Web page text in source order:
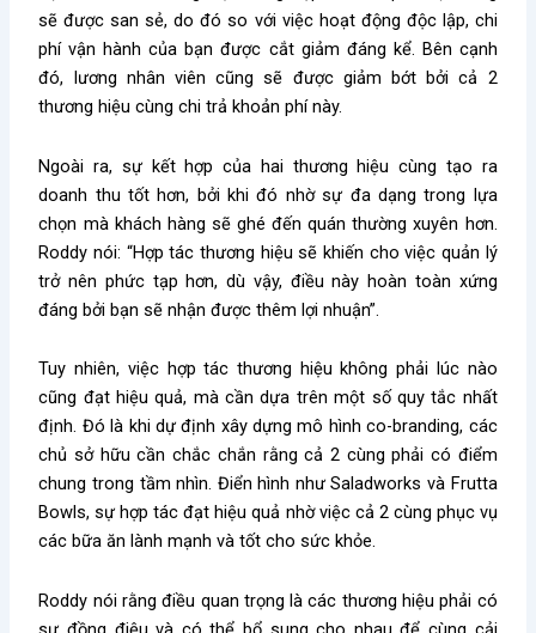
sẽ được san sẻ, do đó so với việc hoạt động độc lập, chi
phí vận hành của bạn được cắt giảm đáng kể. Bên cạnh
đó, lương nhân viên cũng sẽ được giảm bớt bởi cả 2
thương hiệu cùng chi trả khoản phí này.
Ngoài ra, sự kết hợp của hai thương hiệu cùng tạo ra
doanh thu tốt hơn, bởi khi đó nhờ sự đa dạng trong lựa
chọn mà khách hàng sẽ ghé đến quán thường xuyên hơn.
Roddy nói: “Hợp tác thương hiệu sẽ khiến cho việc quản lý
trở nên phức tạp hơn, dù vậy, điều này hoàn toàn xứng
đáng bởi bạn sẽ nhận được thêm lợi nhuận”.
Tuy nhiên, việc hợp tác thương hiệu không phải lúc nào
cũng đạt hiệu quả, mà cần dựa trên một số quy tắc nhất
định. Đó là khi dự định xây dựng mô hình co-branding, các
chủ sở hữu cần chắc chắn rằng cả 2 cùng phải có điểm
chung trong tầm nhìn. Điển hình như Saladworks và Frutta
Bowls, sự hợp tác đạt hiệu quả nhờ việc cả 2 cùng phục vụ
các bữa ăn lành mạnh và tốt cho sức khỏe.
Roddy nói rằng điều quan trọng là các thương hiệu phải có